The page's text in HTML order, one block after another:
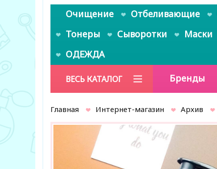
Очищение Отбеливающие
Тонеры
Сыворотки Маски
ОДЕЖДА
ВЕСЬ КАТАЛОГ Бренды
Главная Интернет-магазин Архив